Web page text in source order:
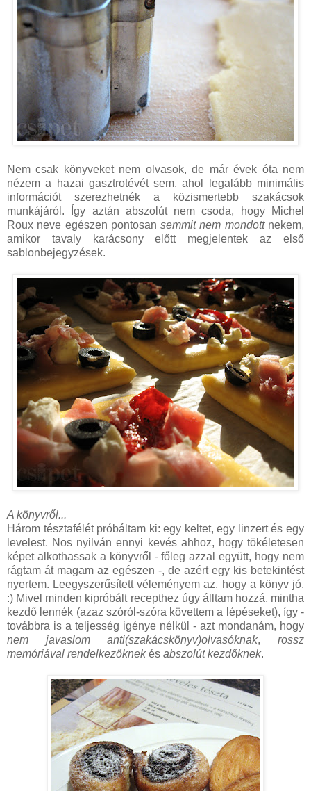
Nem csak könyveket nem olvasok, de már évek óta nem
nézem a hazai gasztrotévét sem, ahol legalább minimális
információt szerezhetnék a közismertebb szakácsok
munkájáról. Így aztán abszolút nem csoda, hogy Michel
Roux neve egészen pontosansemmit nem mondott nekem,
amikor tavaly karácsony előtt megjelentek az első
sablonbejegyzések.
A könyvről...
Három tésztafélét próbáltam ki: egy keltet, egy linzert és egy
levelest. Nos nyilván ennyi kevés ahhoz, hogy tökéletesen
képet alkothassak a könyvről - főleg azzal együtt, hogy nem
rágtam át magam az egészen -, de azért egy kis betekintést
nyertem. Leegyszerűsített véleményem az, hogy a könyv jó.
:) Mivel minden kipróbált recepthez úgy álltam hozzá, mintha
kezdő lennék (azaz szóról-szóra követtem a lépéseket), így -
továbbra is a teljesség igénye nélkül - azt mondanám, hogy
nem javaslom anti(szakácskönyv)olvasóknak,rossz
memóriával rendelkezőknekés abszolút kezdőknek.